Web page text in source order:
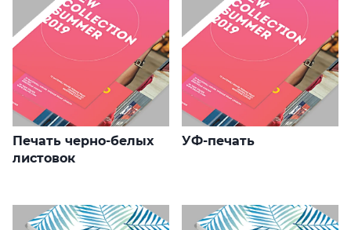
Печать черно-белых
листовок
УФ-печать